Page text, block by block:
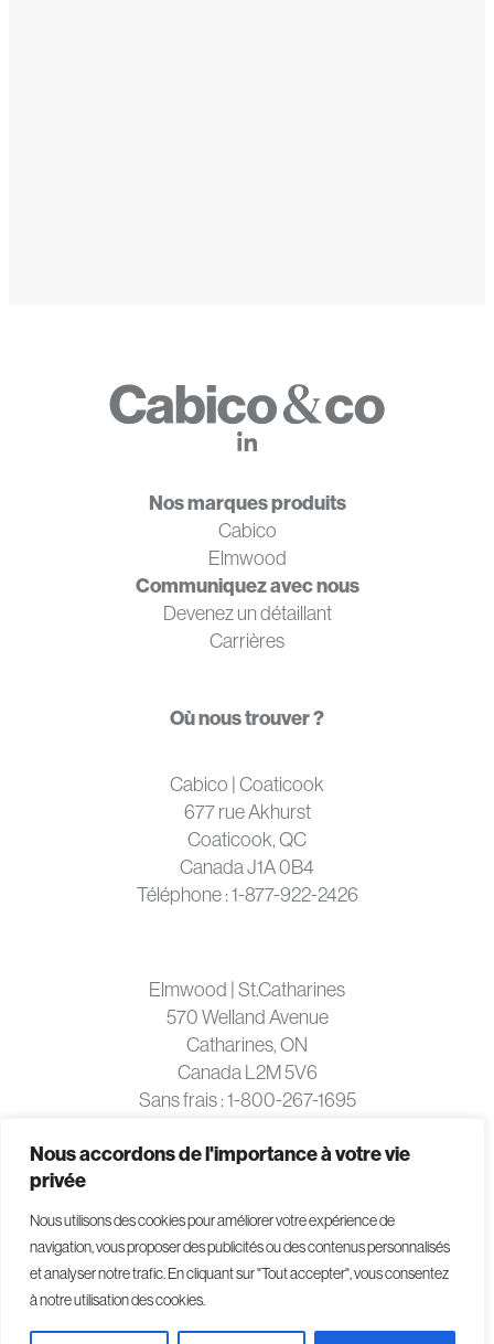
Nous accordons de l'importance à votre vie
privée
Nous utilisons des cookies pour améliorer votre expérience de
navigation, vous proposer des publicités ou des contenus personnalisés
et analyser notre trafic. En cliquant sur "Tout accepter", vous consentez
à notre utilisation des cookies.
Nos marques produits
Cabico
Elmwood
Communiquez avec nous
Devenez un détaillant
Carrières
Où nous trouver ?
Cabico | Coaticook
677 rue Akhurst
Coaticook, QC
Canada J1A 0B4
Téléphone :1-877-922-2426
Elmwood | St.Catharines
570 Welland Avenue
Catharines, ON
Canada L2M 5V6
Sans frais :1-800-267-1695
Conditions d'utilisation
Politique de confidentialité
Accessibilité
Déclaration sur le travail forcé et le travail des enfants
2026
|